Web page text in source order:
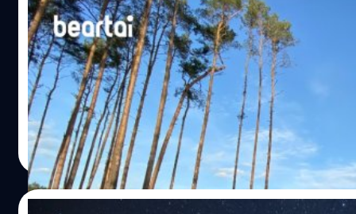
starship
ศาลตัดสินให้ Tesla ตัดไม้เพื่อเตรียมพื้นที่สร้า
16 กุมภาพันธ์ Tesla ได้รับคำสั่งจากศาลปกครองสูงสุดแห่ง
Gigafactory 4 ในเยอรมนีเป็นการชั่วคราวหลังถูกนักสิ่งแว
(575 ไร่) โดยประเด็นสำคัญ คือ การวางแผนสร้าง
สัปดาห์นี้ พฤหัสบดีที่ 20 กุมภาพันธ์ ศาลปกครองสูงสุดแห่งรัฐ
เตรียมพื้นที่สำหรับสร้าง Gigafactory ต่อไปได้ เนื่องจากศา
ได้ ความล่าช้าที่เกิดขึ้นอาจส่งผลกระทบต่อกำหนดการในกา
Jörg Steinbach รัฐมนตรีว่าการกระทรวงเศรษฐกิจและพลัง
มีนาคม มิฉะนั้นการทำงานอาจล่าช้าไปประมาณเก้าเดือน ขณ
หน้า…
ศิลา วงศ์เจริญ| 2360 days ago
Read More